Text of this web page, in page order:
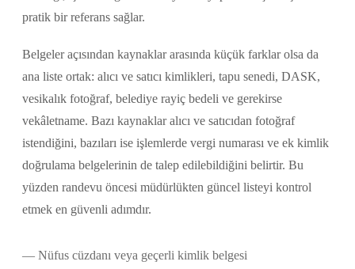
pratik bir referans sağlar.
Belgeler açısından kaynaklar arasında küçük farklar olsa da
ana liste ortak: alıcı ve satıcı kimlikleri, tapu senedi, DASK,
vesikalık fotoğraf, belediye rayiç bedeli ve gerekirse
vekâletname. Bazı kaynaklar alıcı ve satıcıdan fotoğraf
istendiğini, bazıları ise işlemlerde vergi numarası ve ek kimlik
doğrulama belgelerinin de talep edilebildiğini belirtir. Bu
yüzden randevu öncesi müdürlükten güncel listeyi kontrol
etmek en güvenli adımdır.
Nüfus cüzdanı veya geçerli kimlik belgesi